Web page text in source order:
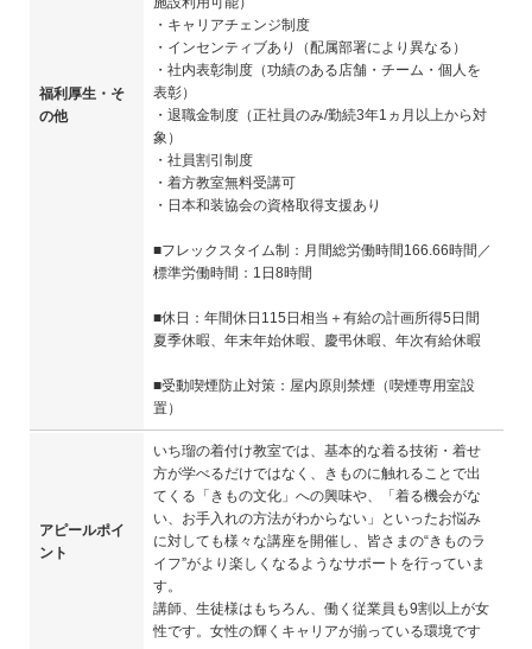
福利厚生・そ
の他
・キャリアチェンジ制度
・インセンティブあり（配属部署により異なる）
・社内表彰制度（功績のある店舗・チーム・個人を
表彰）
・退職金制度（正社員のみ/勤続3年1ヵ月以上から対
象）
・社員割引制度
・着方教室無料受講可
・日本和装協会の資格取得支援あり
■フレックスタイム制：月間総労働時間166.66時間／
標準労働時間：1日8時間
■休日：年間休日115日相当＋有給の計画所得5日間
夏季休暇、年末年始休暇、慶弔休暇、年次有給休暇
■受動喫煙防止対策：屋内原則禁煙（喫煙専用室設
置）
アピールポイ
ント
いち瑠の着付け教室では、基本的な着る技術・着せ
方が学べるだけではなく、きものに触れることで出
てくる「きもの文化」への興味や、「着る機会がな
い、お手入れの方法がわからない」といったお悩み
に対しても様々な講座を開催し、皆さまの“きものラ
イフ”がより楽しくなるようなサポートを行っていま
す。
講師、生徒様はもちろん、働く従業員も9割以上が女
性です。女性の輝くキャリアが揃っている環境です